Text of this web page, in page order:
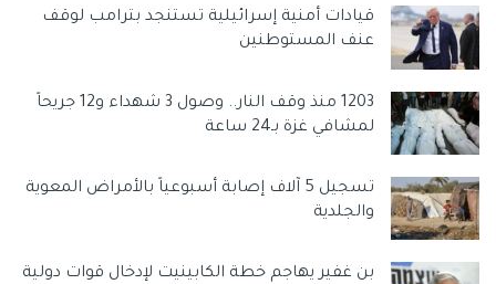
قيادات أمنية إسرائيلية تستنجد بترامب لوقف
عنف المستوطنين
1203 منذ وقف النار.. وصول 3 شهداء و12 جريحاً
لمشافي غزة بـ24 ساعة
تسجيل 5 آلاف إصابة أسبوعياً بالأمراض المعوية
والجلدية
بن غفير يهاجم خطة الكابينيت لإدخال قوات دولية